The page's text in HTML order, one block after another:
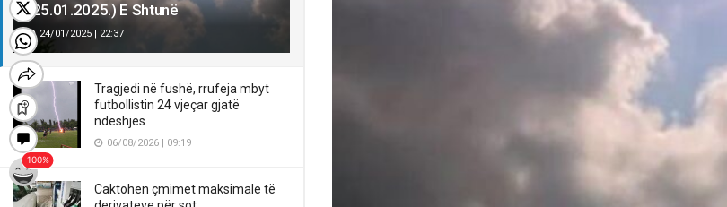
(25.01.2025.) E Shtunë
24/01/2025 | 22:37
Tragjedi në fushë, rrufeja mbyt
futbollistin 24 vjeçar gjatë
ndeshjes
06/08/2026 | 09:19
Caktohen çmimet maksimale të